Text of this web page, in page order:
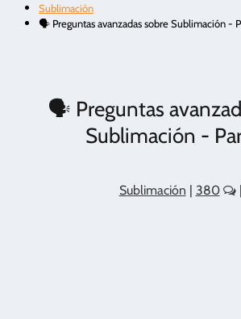
Sublimación
🗣️ Preguntas avanzadas sobre Sublimación -
🗣️ Preguntas
Sublimación -
Sublimación | 380 |